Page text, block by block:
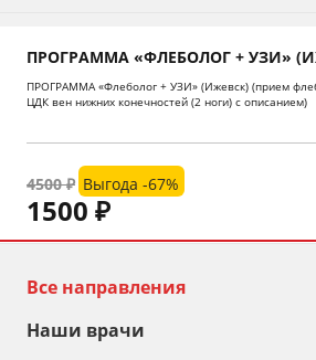
ПРОГРАММА «ФЛЕБОЛОГ + УЗИ»
ПРОГРАММА «Флеболог + УЗИ» (Ижевск) (прием
ЦДК вен нижних конечностей (2 ноги) с описанием)
1500 ₽
4500 ₽ Выгода -67%
Все направления
Наши врачи